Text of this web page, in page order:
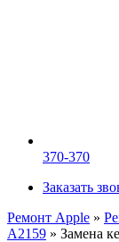
370-370
Заказать
Ремонт Apple »
A2159 » Замена